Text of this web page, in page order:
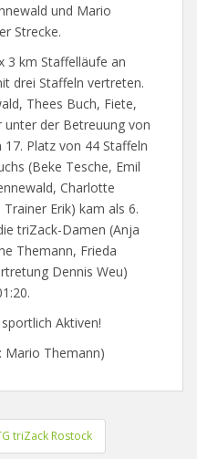
und Mario
Strecke.
3 km Staffelläufe an
drei Staffeln vertreten.
Thees Buch, Fiete,
unter der Betreuung von
Platz von 44 Staffeln
(Beke Tesche, Emil
Charlotte
Erik) kam als 6.
triZack-Damen (Anja
Themann, Frieda
Dennis Weu)
Aktiven!
Mario Themann)
triZack Rostock